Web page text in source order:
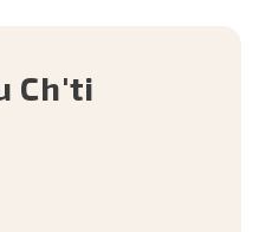
Ch'ti